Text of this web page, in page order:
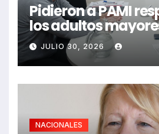
Pidieron a PAMI
los adultos
JULIO 30, 2026
NACIONALES